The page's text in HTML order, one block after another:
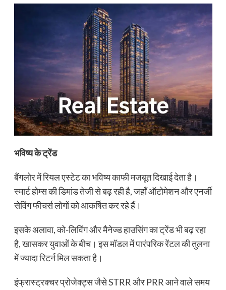
भविष्य के ट्रेंड
बैंगलोर में रियल एस्टेट का भविष्य काफी मजबूत दिखाई देता है।
स्मार्ट होम्स की डिमांड तेजी से बढ़ रही है, जहाँ ऑटोमेशन और एनर्जी
सेविंग फीचर्स लोगों को आकर्षित कर रहे हैं।
इसके अलावा, को-लिविंग और मैनेज्ड हाउसिंग का ट्रेंड भी बढ़ रहा
है, खासकर युवाओं के बीच। इस मॉडल में पारंपरिक रेंटल की तुलना
में ज्यादा रिटर्न मिल सकता है।
इंफ्रास्ट्रक्चर प्रोजेक्ट्स जैसे STRR और PRR आने वाले समय